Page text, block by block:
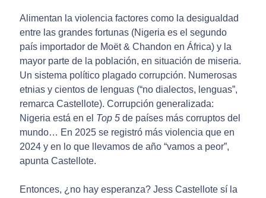
Alimentan la violencia factores como la desigualdad
entre las grandes fortunas (Nigeria es el segundo
país importador de Moët & Chandon en África) y la
mayor parte de la población, en situación de miseria.
Un sistema político plagado corrupción. Numerosas
etnias y cientos de lenguas (“no dialectos, lenguas”,
remarca Castellote). Corrupción generalizada:
Nigeria está en el Top 5de países más corruptos del
mundo… En 2025 se registró más violencia que en
2024 y en lo que llevamos de año “vamos a peor”,
apunta Castellote.
Entonces, ¿no hay esperanza? Jess Castellote sí la